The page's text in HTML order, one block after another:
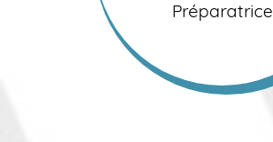
Préparatrice